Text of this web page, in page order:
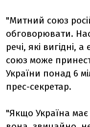
"Митний союз
обговорювати.
речі, які вигідні,
союз може
України понад 6
прес-секретар.
"Якщо Україна має